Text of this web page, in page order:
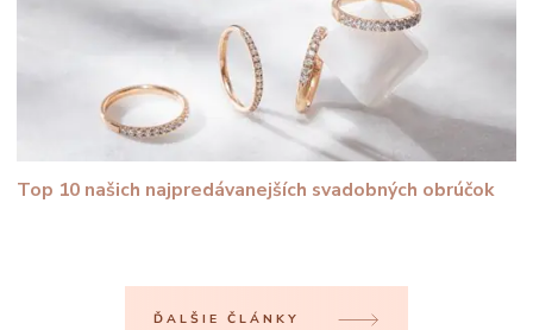
Top 10 našich najpredávanejších svadobných obrúčok
ĎALŠIE ČLÁNKY